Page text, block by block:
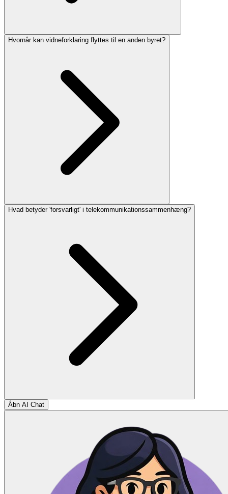
Hvornår kan vidneforklaring flyttes til en anden byret?
Hvad betyder 'forsvarligt' i telekommunikationssammenhæng?
Åbn AI Chat